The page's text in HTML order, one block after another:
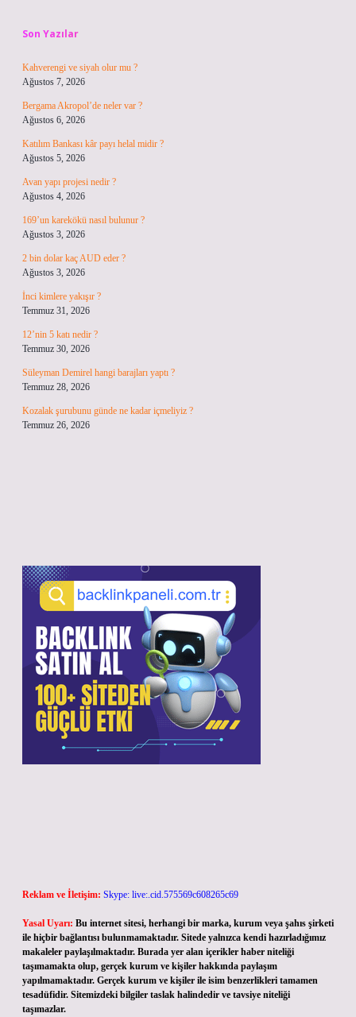
Son Yazılar
Kahverengi ve siyah olur mu ?
Ağustos 7, 2026
Bergama Akropol’de neler var ?
Ağustos 6, 2026
Katılım Bankası kâr payı helal midir ?
Ağustos 5, 2026
Avan yapı projesi nedir ?
Ağustos 4, 2026
169’un karekökü nasıl bulunur ?
Ağustos 3, 2026
2 bin dolar kaç AUD eder ?
Ağustos 3, 2026
İnci kimlere yakışır ?
Temmuz 31, 2026
12’nin 5 katı nedir ?
Temmuz 30, 2026
Süleyman Demirel hangi barajları yaptı ?
Temmuz 28, 2026
Kozalak şurubunu günde ne kadar içmeliyiz ?
Temmuz 26, 2026
Reklam ve İletişim: Skype: live:.cid.575569c608265c69
Yasal Uyarı: Bu internet sitesi, herhangi bir marka, kurum veya şahıs şirketi
ile hiçbir bağlantısı bulunmamaktadır. Sitede yalnızca kendi hazırladığımız
makaleler paylaşılmaktadır. Burada yer alan içerikler haber niteliği
taşımamakta olup, gerçek kurum ve kişiler hakkında paylaşım
yapılmamaktadır. Gerçek kurum ve kişiler ile isim benzerlikleri tamamen
tesadüfidir. Sitemizdeki bilgiler taslak halindedir ve tavsiye niteliği
taşımazlar.